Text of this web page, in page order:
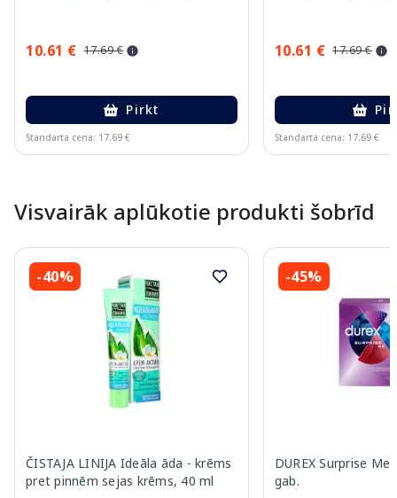
10.61 € 17.69 €
Pirkt
Standarta cena: 17.69 €
10.61 € 17.69 €
Standarta cena: 17.69 €
Visvairāk aplūkotie produkti šobrīd
-40%
ČISTAJA LINIJA Ideāla āda - krēms
pret pinnēm sejas krēms, 40 ml
-45%
DUREX Surprise
gab.